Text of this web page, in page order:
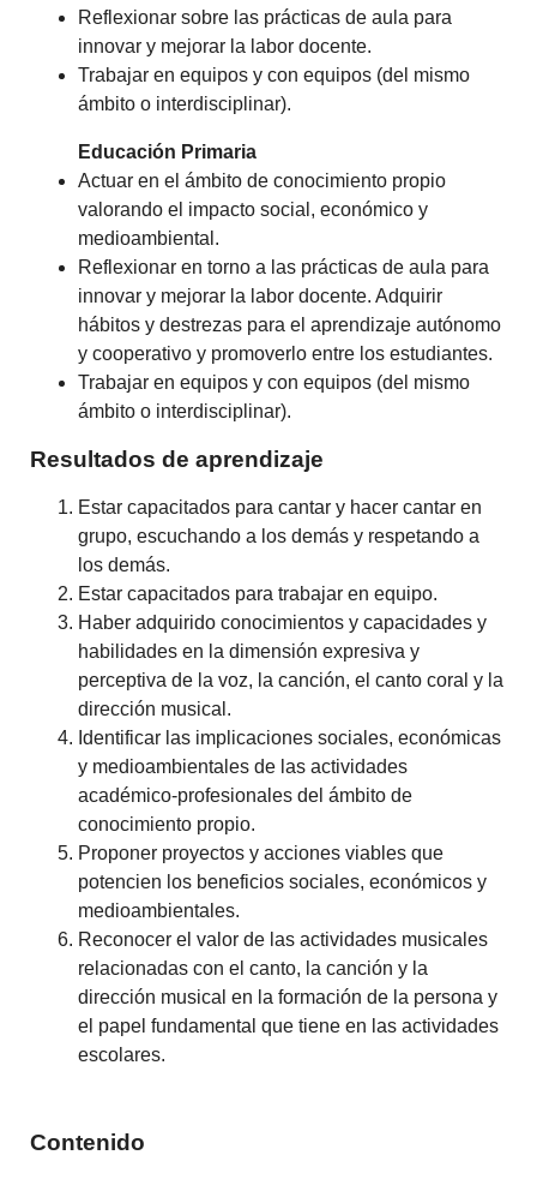
Reflexionar sobre las prácticas de aula para
innovar y mejorar la labor docente.
Trabajar en equipos y con equipos (del mismo
ámbito o interdisciplinar).
Educación Primaria
Actuar en el ámbito de conocimiento propio
valorando el impacto social, económico y
medioambiental.
Reflexionar en torno a las prácticas de aula para
innovar y mejorar la labor docente. Adquirir
hábitos y destrezas para el aprendizaje autónomo
y cooperativo y promoverlo entre los estudiantes.
Trabajar en equipos y con equipos (del mismo
ámbito o interdisciplinar).
Resultados de aprendizaje
Estar capacitados para cantar y hacer cantar en
grupo, escuchando a los demás y respetando a
los demás.
Estar capacitados para trabajar en equipo.
Haber adquirido conocimientos y capacidades y
habilidades en la dimensión expresiva y
perceptiva de la voz, la canción, el canto coral y la
dirección musical.
Identificar las implicaciones sociales, económicas
y medioambientales de las actividades
académico-profesionales del ámbito de
conocimiento propio.
Proponer proyectos y acciones viables que
potencien los beneficios sociales, económicos y
medioambientales.
Reconocer el valor de las actividades musicales
relacionadas con el canto, la canción y la
dirección musical en la formación de la persona y
el papel fundamental que tiene en las actividades
escolares.
Contenido